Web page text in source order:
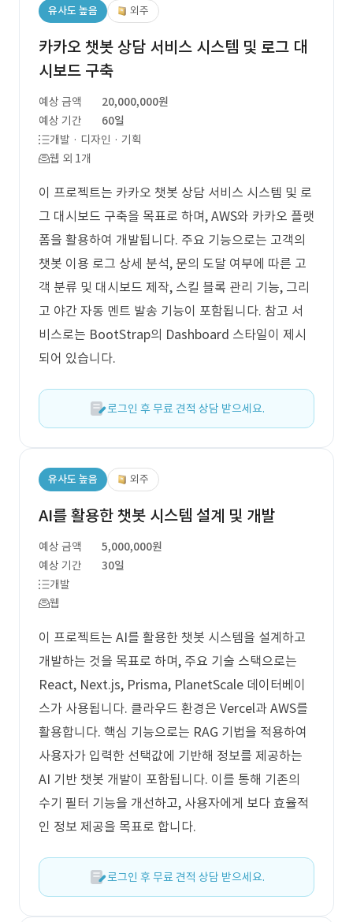
유사도 높음 외주
카카오 챗봇 상담 서비스 시스템 및 로그 대
시보드 구축
예상 금액
20,000,000원
예상 기간
60일
개발 · 디자인 · 기획
웹 외 1개
이 프로젝트는 카카오 챗봇 상담 서비스 시스템 및 로
그 대시보드 구축을 목표로 하며, AWS와 카카오 플랫
폼을 활용하여 개발됩니다. 주요 기능으로는 고객의
챗봇 이용 로그 상세 분석, 문의 도달 여부에 따른 고
객 분류 및 대시보드 제작, 스킬 블록 관리 기능, 그리
고 야간 자동 멘트 발송 기능이 포함됩니다. 참고 서
비스로는 BootStrap의 Dashboard 스타일이 제시
되어 있습니다.
로그인 후 무료 견적 상담 받으세요.
유사도 높음 외주
AI를 활용한 챗봇 시스템 설계 및 개발
예상 금액
5,000,000원
예상 기간
30일
개발
웹
이 프로젝트는 AI를 활용한 챗봇 시스템을 설계하고
개발하는 것을 목표로 하며, 주요 기술 스택으로는
React, Next.js, Prisma, PlanetScale 데이터베이
스가 사용됩니다. 클라우드 환경은 Vercel과 AWS를
활용합니다. 핵심 기능으로는 RAG 기법을 적용하여
사용자가 입력한 선택값에 기반해 정보를 제공하는
AI 기반 챗봇 개발이 포함됩니다. 이를 통해 기존의
수기 필터 기능을 개선하고, 사용자에게 보다 효율적
인 정보 제공을 목표로 합니다.
로그인 후 무료 견적 상담 받으세요.